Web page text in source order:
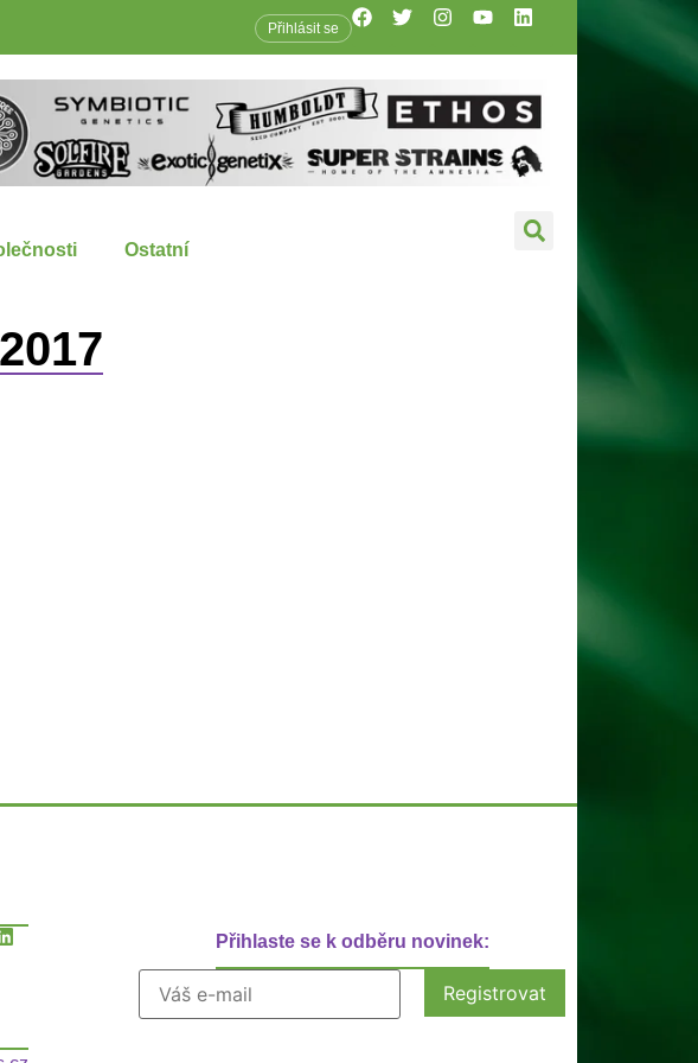
Přihlásit se
Ostatní
Přihlaste se k odběru novinek: